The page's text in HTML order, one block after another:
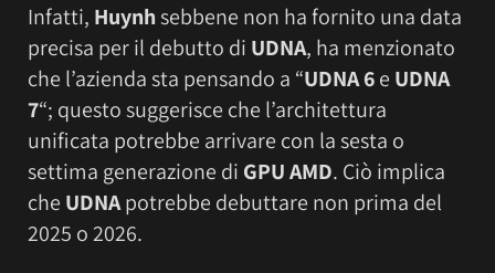
Infatti, Huynhsebbene non ha fornito una data
precisa per il debutto di UDNA, ha menzionato
che l’azienda sta pensando a “UDNA 6e UDNA
7“; questo suggerisce che l’architettura
unificata potrebbe arrivare con la sesta o
settima generazione di GPU AMD. Ciò implica
che UDNApotrebbe debuttare non prima del
2025 o 2026.